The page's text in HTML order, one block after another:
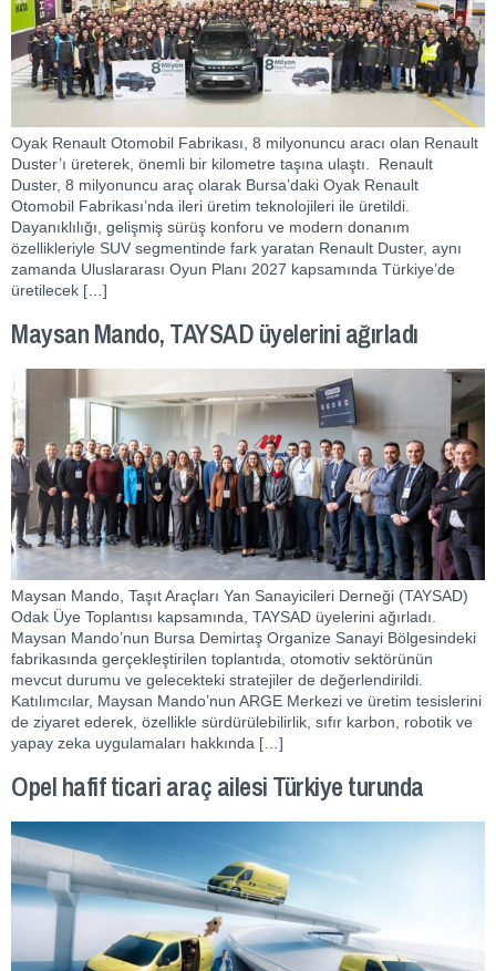
Oyak Renault Otomobil Fabrikası, 8 milyonuncu aracı olan Renault
Duster’ı üreterek, önemli bir kilometre taşına ulaştı. Renault
Duster, 8 milyonuncu araç olarak Bursa’daki Oyak Renault
Otomobil Fabrikası’nda ileri üretim teknolojileri ile üretildi.
Dayanıklılığı, gelişmiş sürüş konforu ve modern donanım
özellikleriyle SUV segmentinde fark yaratan Renault Duster, aynı
zamanda Uluslararası Oyun Planı 2027 kapsamında Türkiye’de
üretilecek […]
Maysan Mando, TAYSAD üyelerini ağırladı
Maysan Mando, Taşıt Araçları Yan Sanayicileri Derneği (TAYSAD)
Odak Üye Toplantısı kapsamında, TAYSAD üyelerini ağırladı.
Maysan Mando’nun Bursa Demirtaş Organize Sanayi Bölgesindeki
fabrikasında gerçekleştirilen toplantıda, otomotiv sektörünün
mevcut durumu ve gelecekteki stratejiler de değerlendirildi.
Katılımcılar, Maysan Mando’nun ARGE Merkezi ve üretim tesislerini
de ziyaret ederek, özellikle sürdürülebilirlik, sıfır karbon, robotik ve
yapay zeka uygulamaları hakkında […]
Opel hafif ticari araç ailesi Türkiye turunda